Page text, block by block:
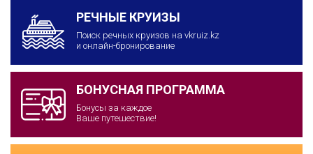
РЕЧНЫЕ КРУИЗЫ
Поиск речных круизов на vkruiz.kz
и онлайн-бронирование
БОНУСНАЯ ПРОГРАММА
Бонусы за каждое
Ваше путешествие!